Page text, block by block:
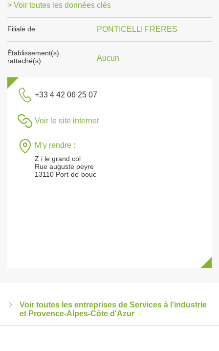
> Voir toutes les données clés
Filiale de PONTICELLI FRERES
Établissement(s)
rattaché(s)
Aucun
+33 4 42 06 25 07
Voir le site internet
M’y rendre :
Z i le grand col
Rue auguste peyre
13110 Port-de-bouc
Voir toutes les entreprises de Services à l'industrie
et Provence-Alpes-Côte d'Azur